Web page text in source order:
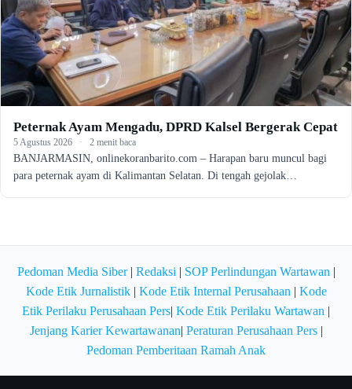
Peternak Ayam Mengadu, DPRD Kalsel Bergerak Cepat
5 Agustus 2026 · 2 menit baca
BANJARMASIN, onlinekoranbarito.com – Harapan baru muncul bagi
para peternak ayam di Kalimantan Selatan. Di tengah gejolak…
Pedoman Media Siber| Redaksi | SOP Perlindungan Wartawan |
Kode Etik Jurnalistik| Kode Etik Internal Perusahaan | Kode
Etik Perilaku Perusahaan Pers| Kode Etik Perilaku Wartawan |
Jenjang Karier Kewartawanan| Peraturan Perusahaan Pers|
Pedoman Pemberitaan Ramah Anak